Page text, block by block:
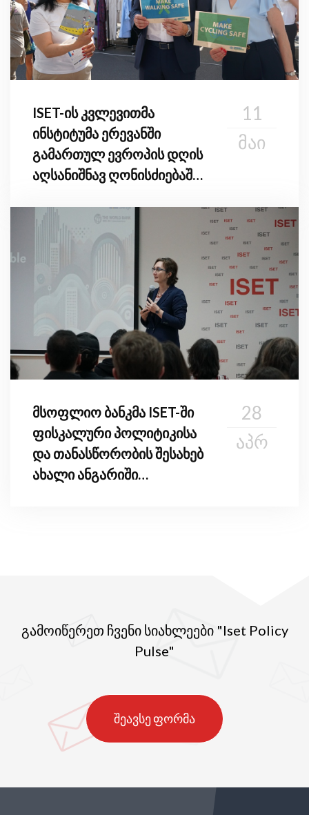
ISET-ის კვლევითმა
ინსტიტუმა ერევანში
გამართულ ევროპის დღის
აღსანიშნავ ღონისძიებაში
11
ᲛᲐᲘ
მსოფლიო ბანკმა ISET-ში
ფისკალური პოლიტიკისა
და თანასწორობის შესახებ
ახალი ანგარიში
28
ᲐᲞᲠ
გამოიწერეთ ჩვენი სიახლეები "Iset Policy
Pulse"
შეავსე ფორმა